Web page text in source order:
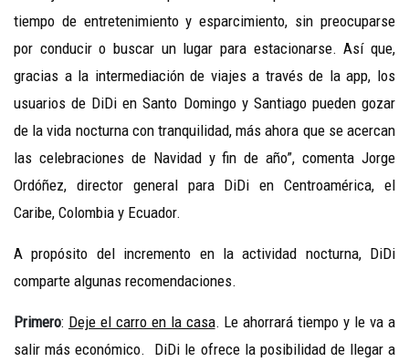
tiempo de entretenimiento y esparcimiento, sin preocuparse
por conducir o buscar un lugar para estacionarse. Así que,
gracias a la intermediación de viajes a través de la app, los
usuarios de DiDi en Santo Domingo y Santiago pueden gozar
de la vida nocturna con tranquilidad, más ahora que se acercan
las celebraciones de Navidad y fin de año”, comenta Jorge
Ordóñez, director general para DiDi en Centroamérica, el
Caribe, Colombia y Ecuador.
A propósito del incremento en la actividad nocturna, DiDi
comparte algunas recomendaciones.
Primero: Deje el carro en la casa. Le ahorrará tiempo y le va a
salir más económico. DiDi le ofrece la posibilidad de llegar a